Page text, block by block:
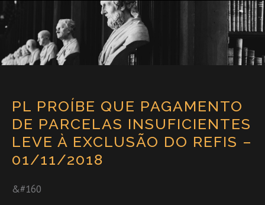
PL PROÍBE QUE PAGAMENTO
DE PARCELAS INSUFICIENTES
LEVE À EXCLUSÃO DO REFIS –
01/11/2018
&#160